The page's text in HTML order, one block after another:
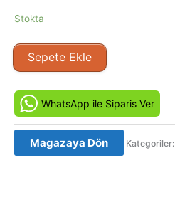
Stokta
Mississippi
Masala
Orjinal
VHS
Kaset
Film
Sepete Ekle
WhatsApp ile Siparis Ver
Magazaya Dön Kategoriler: